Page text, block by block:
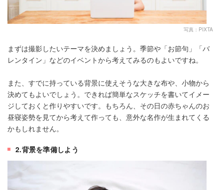
写真：PIXTA
まずは撮影したいテーマを決めましょう。季節や「お節句」「バ
レンタイン」などのイベントから考えてみるのもよいですね。
また、すでに持っている背景に使えそうな大きな布や、小物から
決めてもよいでしょう。できれば簡単なスケッチを書いてイメー
ジしておくと作りやすいです。もちろん、その日の赤ちゃんのお
昼寝姿勢を見てから考えて作っても、意外な名作が生まれてくる
かもしれません。
2.背景を準備しよう